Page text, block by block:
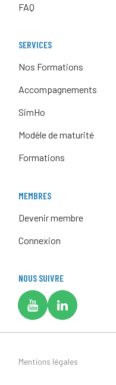
FAQ
SERVICES
Nos Formations
Accompagnements
SimHo
Modèle de maturité
Formations
MEMBRES
Devenir membre
Connexion
NOUS SUIVRE
Mentions légales